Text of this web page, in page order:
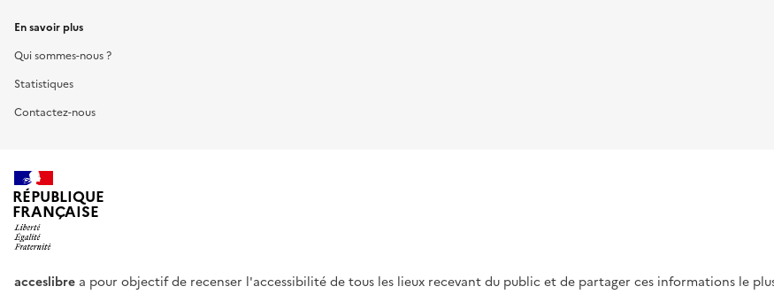
En savoir plus
Qui sommes-nous ?
Statistiques
Contactez-nous
RÉPUBLIQUE
FRANÇAISE
acceslibre a pour objectif de recenser l'accessibilité de tous les lieux recevant du public et de partager ces informations le